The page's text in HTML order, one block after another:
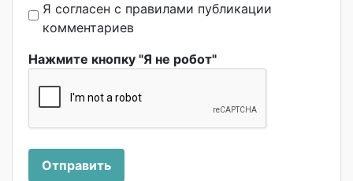
Я согласен с правилами публикации
комментариев
Нажмите кнопку "Я не робот"
Отправить